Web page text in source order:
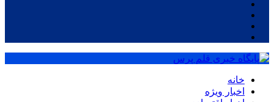
خانه
اخبار ویژه